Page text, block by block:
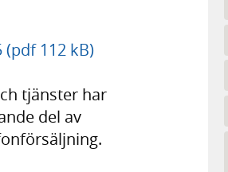
112 kB)
tjänster har
del av